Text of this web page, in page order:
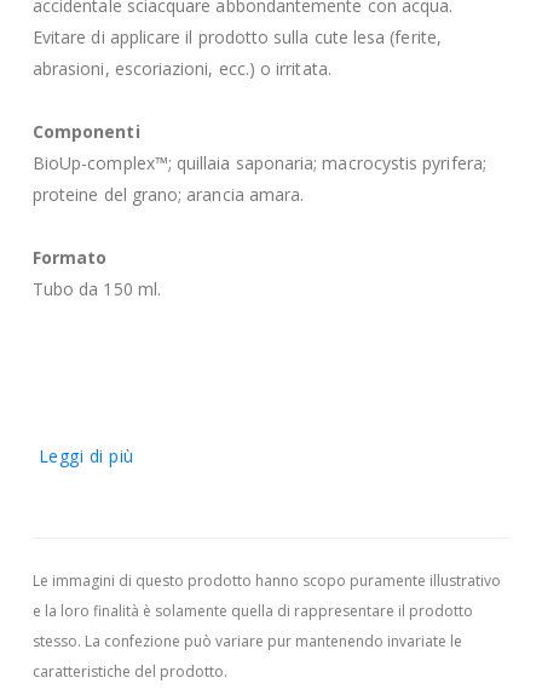
accidentale sciacquare abbondantemente con acqua.
Evitare di applicare il prodotto sulla cute lesa (ferite,
abrasioni, escoriazioni, ecc.) o irritata.
Componenti
BioUp-complex™; quillaia saponaria; macrocystis pyrifera;
proteine del grano; arancia amara.
Formato
Tubo da 150 ml.
Leggi di più
Le immagini di questo prodotto hanno scopo puramente illustrativo
e la loro finalità è solamente quella di rappresentare il prodotto
stesso. La confezione può variare pur mantenendo invariate le
caratteristiche del prodotto.